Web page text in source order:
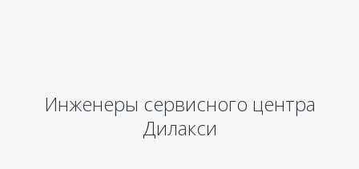
Инженеры сервисного центра
Дилакси